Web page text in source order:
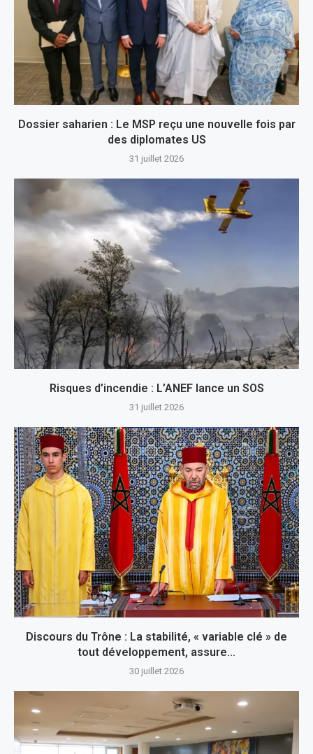
Dossier saharien : Le MSP reçu une nouvelle fois par
des diplomates US
31 juillet 2026
Risques d’incendie : L’ANEF lance un SOS
31 juillet 2026
Discours du Trône : La stabilité, « variable clé » de
tout développement, assure...
30 juillet 2026